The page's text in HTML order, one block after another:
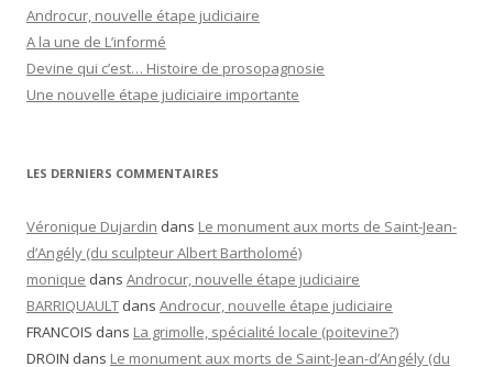
Androcur, nouvelle étape judiciaire
A la une de L’informé
Devine qui c’est… Histoire de prosopagnosie
Une nouvelle étape judiciaire importante
LES DERNIERS COMMENTAIRES
Véronique Dujardin dans Le monument aux morts de Saint-Jean-
d’Angély (du sculpteur Albert Bartholomé)
monique dans Androcur, nouvelle étape judiciaire
BARRIQUAULT dans Androcur, nouvelle étape judiciaire
FRANCOIS dans La grimolle, spécialité locale (poitevine?)
DROIN dans Le monument aux morts de Saint-Jean-d’Angély (du